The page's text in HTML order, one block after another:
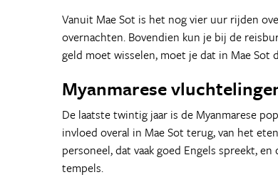
Vanuit Mae Sot is het nog vier uur rijden
overnachten. Bovendien kun je bij de
geld moet wisselen, moet je dat in Mae Sot
Myanmarese
De laatste twintig jaar is de Myanmarese
invloed overal in Mae Sot terug, van het
personeel, dat vaak goed Engels spreekt,
tempels.